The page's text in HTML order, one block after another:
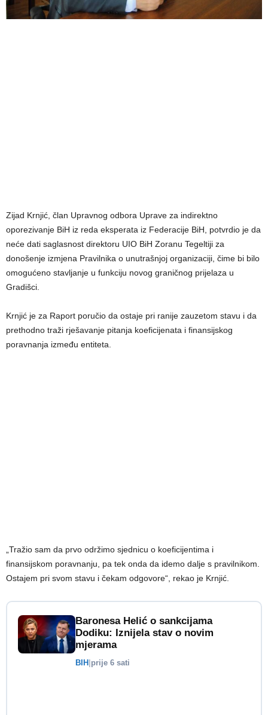
Zijad Krnjić, član Upravnog odbora Uprave za indirektno
oporezivanje BiH iz reda eksperata iz Federacije BiH, potvrdio je da
neće dati saglasnost direktoru UIO BiH Zoranu Tegeltiji za
donošenje izmjena Pravilnika o unutrašnjoj organizaciji, čime bi bilo
omogućeno stavljanje u funkciju novog graničnog prijelaza u
Gradišci.
Krnjić je za Raport poručio da ostaje pri ranije zauzetom stavu i da
prethodno traži rješavanje pitanja koeficijenata i finansijskog
poravnanja između entiteta.
„Tražio sam da prvo održimo sjednicu o koeficijentima i
finansijskom poravnanju, pa tek onda da idemo dalje s pravilnikom.
Ostajem pri svom stavu i čekam odgovore“, rekao je Krnjić.
Baronesa Helić o sankcijama
Dodiku: Iznijela stav o novim
mjerama
BIH prije 6 sati